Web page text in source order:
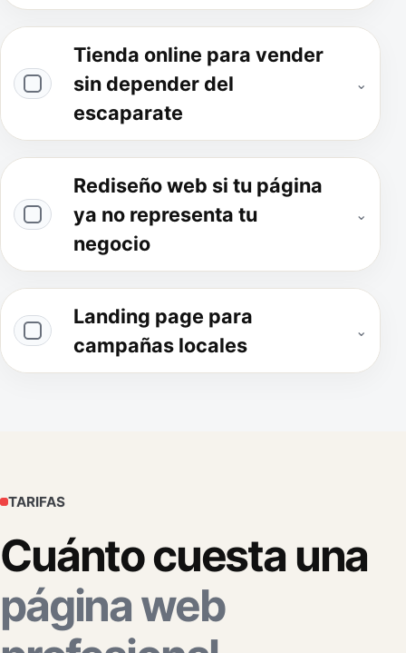
Tienda online para vender
sin depender del
escaparate
⌄
Rediseño web si tu página
ya no representa tu
negocio
⌄
Landing page para
campañas locales
⌄
TARIFAS
Cuánto cuesta una
página web